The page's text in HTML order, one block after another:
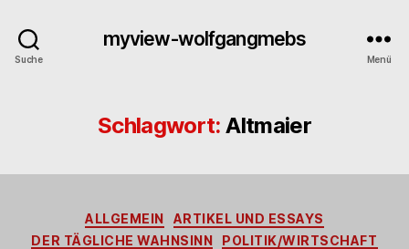
Suche
myview-wolfgangmebs
Menü
Schlagwort: Altmaier
Kategorien
ALLGEMEIN
ARTIKEL UND ESSAYS
DER TÄGLICHE WAHNSINN
POLITIK/WIRTSCHAFT